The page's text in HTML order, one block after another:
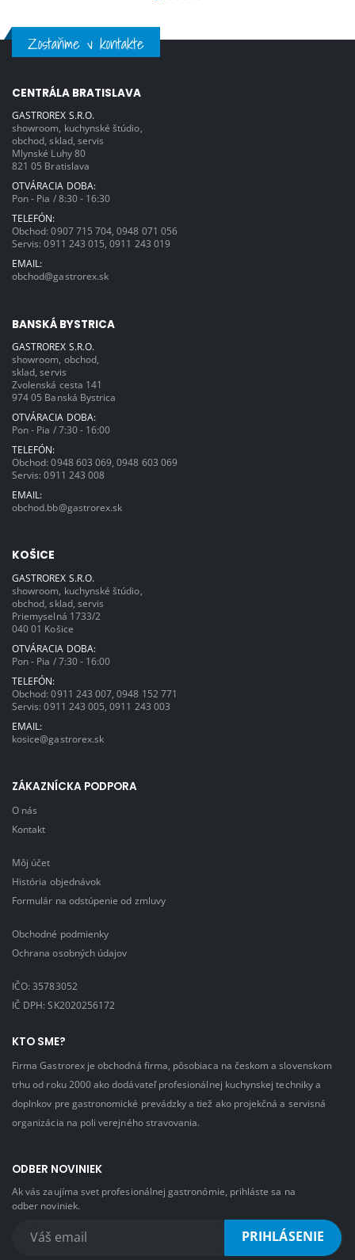
Zostaňme v kontakte
CENTRÁLA BRATISLAVA
GASTROREX S.R.O.
showroom, kuchynské štúdio,
obchod, sklad, servis
Mlynské Luhy 80
821 05 Bratislava
OTVÁRACIA DOBA:
Pon - Pia / 8:30 - 16:30
TELEFÓN:
Obchod:0907 715 704,0948 071 056
Servis:0911 243 015,0911 243 019
EMAIL:
obchod@gastrorex.sk
BANSKÁ BYSTRICA
GASTROREX S.R.O.
showroom, obchod,
sklad, servis
Zvolenská cesta 141
974 05 Banská Bystrica
OTVÁRACIA DOBA:
Pon - Pia / 7:30 - 16:00
TELEFÓN:
Obchod:0948 603 069,0948 603 069
Servis:0911 243 008
EMAIL:
obchod.bb@gastrorex.sk
KOŠICE
GASTROREX S.R.O.
showroom, kuchynské štúdio,
obchod, sklad, servis
Priemyselná 1733/2
040 01 Košice
OTVÁRACIA DOBA:
Pon - Pia / 7:30 - 16:00
TELEFÓN:
Obchod:0911 243 007 ,0948 152 771
Servis:0911 243 005 ,0911 243 003
EMAIL:
kosice@gastrorex.sk
ZÁKAZNÍCKA PODPORA
O nás
Kontakt
Môj účet
História objednávok
Formulár na odstúpenie od zmluvy
Obchodné podmienky
Ochrana osobných údajov
IČO: 35783052
IČ DPH: SK2020256172
KTO SME?
Firma Gastrorex je obchodná firma, pôsobiaca na českom a slovenskom
trhu od roku 2000 ako dodávateľ profesionálnej kuchynskej techniky a
doplnkov pre gastronomické prevádzky a tiež ako projekčná a servisná
organizácia na poli verejného stravovania.
ODBER NOVINIEK
Ak vás zaujíma svet profesionálnej gastronómie, prihláste sa na
odber noviniek.